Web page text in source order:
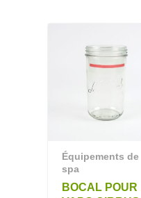
Équipements de
spa
BOCAL POUR